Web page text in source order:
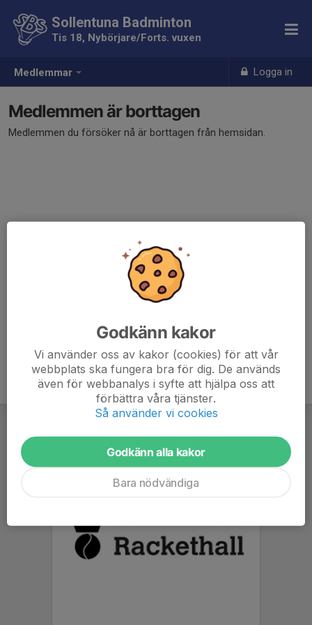
Medlemmar Logga in
Sollentuna Badminton
Tis 18, Nybörjare/Forts. vuxen
Medlemmen är borttagen
Medlemmen du försöker nå är borttagen från hemsidan.
Godkänn kakor
Vi använder oss av kakor (cookies) för att vår
webbplats ska fungera bra för dig. De används
även för webbanalys i syfte att hjälpa oss att
förbättra våra tjänster.
Så använder vi cookies
Godkänn alla kakor
Bara nödvändiga